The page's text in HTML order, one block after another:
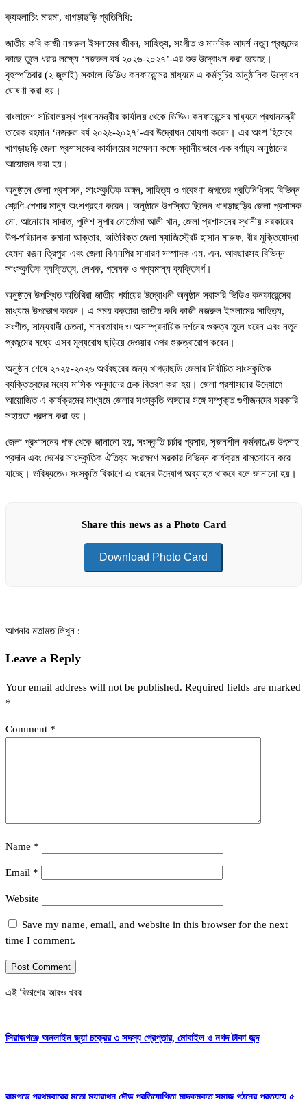
ক্যহলাচিং মারমা, খাগড়াছড়ি প্রতিনিধি:
জাতীয় কবি কাজী নজরুল ইসলামের জীবন, সাহিত্য, সংগীত ও মানবিক আদর্শ নতুন প্রজন্মের
কাছে তুলে ধরার লক্ষ্যে ‘নজরুল বর্ষ ২০২৬-২০২৭’-এর শুভ উদ্বোধন করা হয়েছে।
বৃহস্পতিবার (২ জুলাই) সকালে ভিডিও কনফারেন্সের মাধ্যমে এ কর্মসূচির আনুষ্ঠানিক উদ্বোধন
ঘোষণা করা হয়।
বাংলাদেশ সচিবালয়স্থ প্রধানমন্ত্রীর কার্যালয় থেকে ভিডিও কনফারেন্সের মাধ্যমে প্রধানমন্ত্রী
তারেক রহমান ‘নজরুল বর্ষ ২০২৬-২০২৭’-এর উদ্বোধন ঘোষণা করেন। এর অংশ হিসেবে
খাগড়াছড়ি জেলা প্রশাসকের কার্যালয়ের সম্মেলন কক্ষে স্থানীয়ভাবে এক বর্ণাঢ্য অনুষ্ঠানের
আয়োজন করা হয়।
অনুষ্ঠানে জেলা প্রশাসন, সাংস্কৃতিক অঙ্গন, সাহিত্য ও গবেষণা জগতের প্রতিনিধিসহ বিভিন্ন
শ্রেণি-পেশার মানুষ অংশগ্রহণ করেন। অনুষ্ঠানে উপস্থিত ছিলেন খাগড়াছড়ির জেলা প্রশাসক
মো. আনোয়ার সাদাত, পুলিশ সুপার মোর্তোজা আলী খান, জেলা প্রশাসনের স্থানীয় সরকারের
উপ-পরিচালক রুমানা আক্তার, অতিরিক্ত জেলা ম্যাজিস্ট্রেট হাসান মারুফ, বীর মুক্তিযোদ্ধা
হেমদা রঞ্জন ত্রিপুরা এবং জেলা বিএনপির সাধারণ সম্পাদক এম. এন. আবছারসহ বিভিন্ন
সাংস্কৃতিক ব্যক্তিত্ব, লেখক, গবেষক ও গণ্যমান্য ব্যক্তিবর্গ।
অনুষ্ঠানে উপস্থিত অতিথিরা জাতীয় পর্যায়ের উদ্বোধনী অনুষ্ঠান সরাসরি ভিডিও কনফারেন্সের
মাধ্যমে উপভোগ করেন। এ সময় বক্তারা জাতীয় কবি কাজী নজরুল ইসলামের সাহিত্য,
সংগীত, সাম্যবাদী চেতনা, মানবতাবাদ ও অসাম্প্রদায়িক দর্শনের গুরুত্ব তুলে ধরেন এবং নতুন
প্রজন্মের মধ্যে এসব মূল্যবোধ ছড়িয়ে দেওয়ার ওপর গুরুত্বারোপ করেন।
অনুষ্ঠান শেষে ২০২৫-২০২৬ অর্থবছরের জন্য খাগড়াছড়ি জেলার নির্বাচিত সাংস্কৃতিক
ব্যক্তিত্বদের মধ্যে মাসিক অনুদানের চেক বিতরণ করা হয়। জেলা প্রশাসনের উদ্যোগে
আয়োজিত এ কার্যক্রমের মাধ্যমে জেলার সংস্কৃতি অঙ্গনের সঙ্গে সম্পৃক্ত গুণীজনদের সরকারি
সহায়তা প্রদান করা হয়।
জেলা প্রশাসনের পক্ষ থেকে জানানো হয়, সংস্কৃতি চর্চার প্রসার, সৃজনশীল কর্মকাণ্ডে উৎসাহ
প্রদান এবং দেশের সাংস্কৃতিক ঐতিহ্য সংরক্ষণে সরকার বিভিন্ন কার্যক্রম বাস্তবায়ন করে
যাচ্ছে। ভবিষ্যতেও সংস্কৃতি বিকাশে এ ধরনের উদ্যোগ অব্যাহত থাকবে বলে জানানো হয়।
Share this news as a Photo Card
Download Photo Card
আপনার মতামত লিখুন :
Leave a Reply
Your email address will not be published. Required fields are marked
*
Comment *
Name *
Email *
Website
Save my name, email, and website in this browser for the next
time I comment.
এই বিভাগের আরও খবর
সিরাজগঞ্জে অনলাইন জুয়া চক্রের ৩ সদস্য গ্রেপ্তার, মোবাইল ও নগদ টাকা জব্দ
রামগড়ে প্রথমবারের মতো ম্যারাথন দৌড় প্রতিযোগিতা মাদকমুক্ত সমাজ গঠনের প্রত্যয়ে ৫